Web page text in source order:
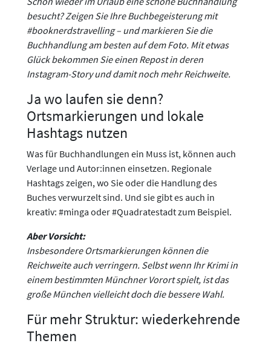
besucht? Zeigen Sie Ihre Buchbegeisterung mit
#booknerdstravelling – und markieren Sie die
Buchhandlung am besten auf dem Foto. Mit etwas
Glück bekommen Sie einen Repost in deren
Instagram-Story und damit noch mehr Reichweite.
Ja wo laufen sie denn?
Ortsmarkierungen und lokale
Hashtags nutzen
Was für Buchhandlungen ein Muss ist, können auch
Verlage und Autor:innen einsetzen. Regionale
Hashtags zeigen, wo Sie oder die Handlung des
Buches verwurzelt sind. Und sie gibt es auch in
kreativ: #minga oder #Quadratestadt zum Beispiel.
Aber Vorsicht:
Insbesondere Ortsmarkierungen können die
Reichweite auch verringern. Selbst wenn Ihr Krimi in
einem bestimmten Münchner Vorort spielt, ist das
große München vielleicht doch die bessere Wahl.
Für mehr Struktur: wiederkehrende
Themen